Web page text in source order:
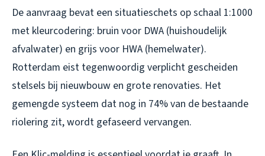
De aanvraag bevat een situatieschets op schaal 1:1000
met kleurcodering: bruin voor DWA (huishoudelijk
afvalwater) en grijs voor HWA (hemelwater).
Rotterdam eist tegenwoordig verplicht gescheiden
stelsels bij nieuwbouw en grote renovaties. Het
gemengde systeem dat nog in 74% van de bestaande
riolering zit, wordt gefaseerd vervangen.